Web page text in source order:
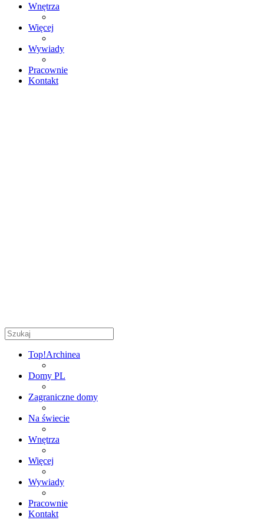
Wnętrza
Więcej
Wywiady
Pracownie
Kontakt
Top!Archinea
Domy PL
Zagraniczne domy
Na świecie
Wnętrza
Więcej
Wywiady
Pracownie
Kontakt